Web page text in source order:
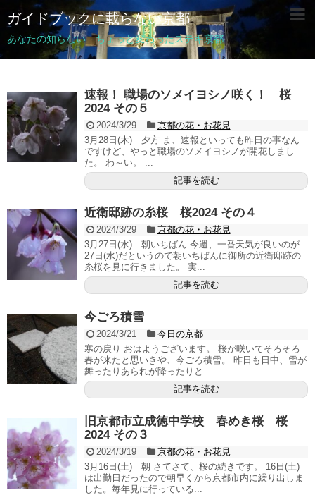
ガイドブックに載らない京都
あなたの知らない ちょっと変わったステキ京都
速報！ 職場のソメイヨシノ咲く！ 桜
2024 その５
2024/3/29
京都の花・お花見
3月28日(木) 夕方 ま、速報といっても昨日の事なん
ですけど、やっと職場のソメイヨシノが開花しまし
た。 わ～い。 ...
記事を読む
近衛邸跡の糸桜 桜2024 その４
2024/3/29
京都の花・お花見
3月27日(水) 朝いちばん 今週、一番天気が良いのが
27日(水)だというので朝いちばんに御所の近衛邸跡の
糸桜を見に行きました。 実...
記事を読む
今ごろ積雪
2024/3/21
今日の京都
寒の戻り おはようございます。 桜が咲いてそろそろ
春が来たと思いきや、今ごろ積雪。 昨日も日中、雪が
舞ったりあられが降ったりと...
記事を読む
旧京都市立成徳中学校 春めき桜 桜
2024 その３
2024/3/19
京都の花・お花見
3月16日(土) 朝 さてさて、桜の続きです。 16日(土)
は出勤日だったので朝早くから京都市内に繰り出しま
した。毎年見に行っている...